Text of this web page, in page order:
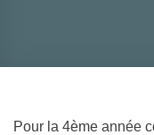
Pour la 4ème année